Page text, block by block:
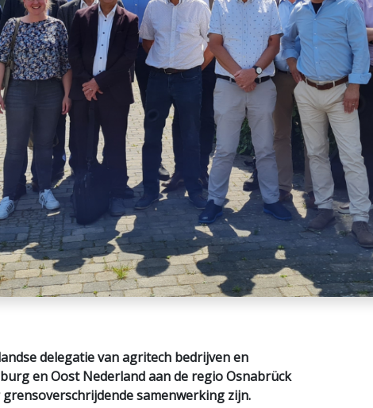
delegatie van agritech bedrijven en
en Oost Nederland aan de regio Osnabrück
samenwerking zijn.